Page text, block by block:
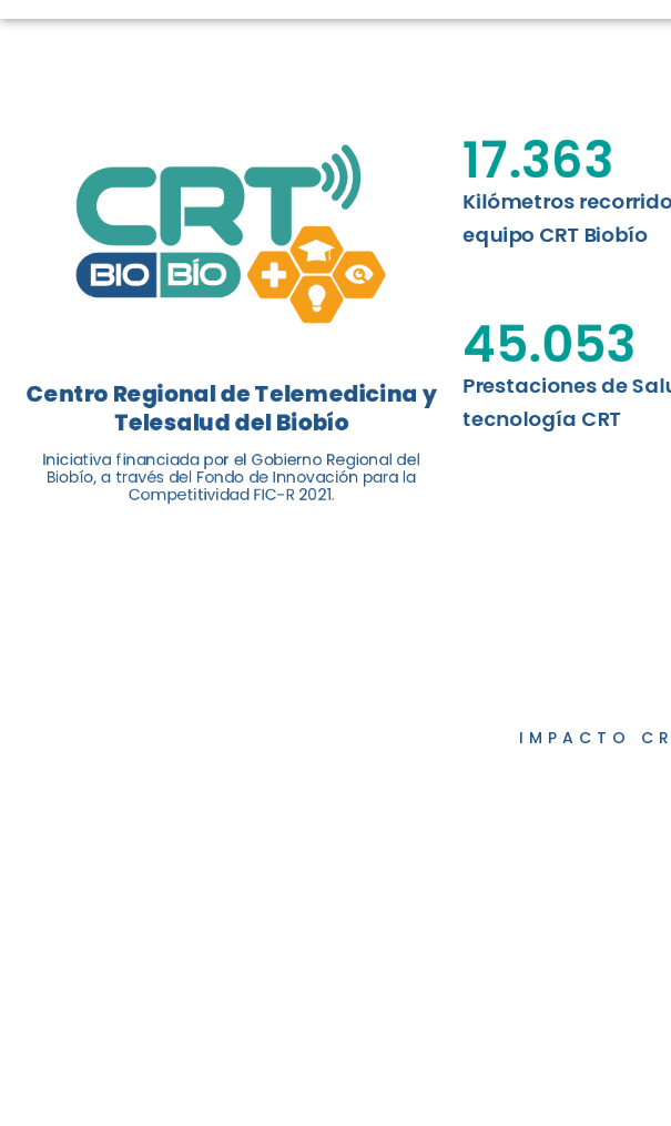
balance de tres años acercando la salud digital a los
Leer más
Centro Regional de Telemedicina y
Telesalud del Biobío
Iniciativa financiada por el Gobierno Regional del
Biobío, a través del Fondo de Innovación para la
Competitividad FIC-R 2021.
Kilómetros
equipo CRT Biobío
17.363
Prestaciones de
tecnología CRT
45.053
IMPACTO